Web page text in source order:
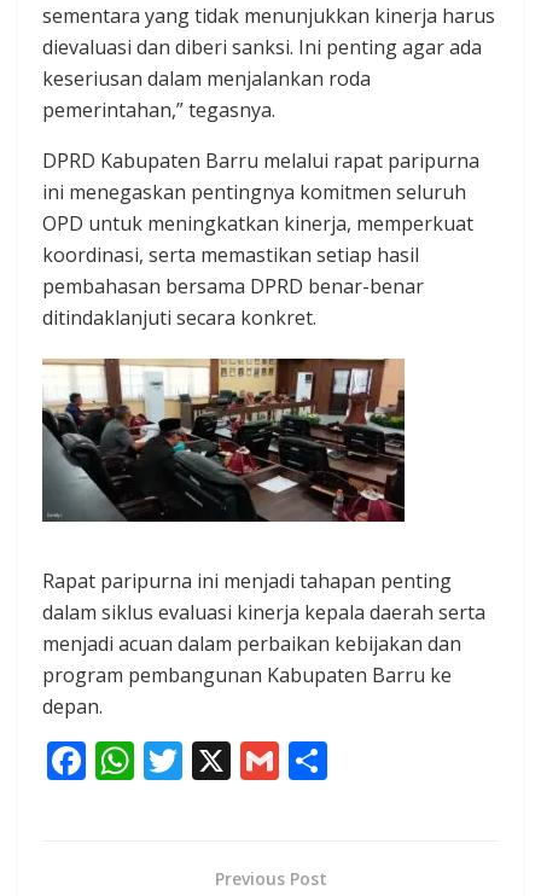
sementara yang tidak menunjukkan kinerja harus
dievaluasi dan diberi sanksi. Ini penting agar ada
keseriusan dalam menjalankan roda
pemerintahan,” tegasnya.
DPRD Kabupaten Barru melalui rapat paripurna
ini menegaskan pentingnya komitmen seluruh
OPD untuk meningkatkan kinerja, memperkuat
koordinasi, serta memastikan setiap hasil
pembahasan bersama DPRD benar-benar
ditindaklanjuti secara konkret.
Rapat paripurna ini menjadi tahapan penting
dalam siklus evaluasi kinerja kepala daerah serta
menjadi acuan dalam perbaikan kebijakan dan
program pembangunan Kabupaten Barru ke
depan.
F W T
er
X G
l
Previous Post